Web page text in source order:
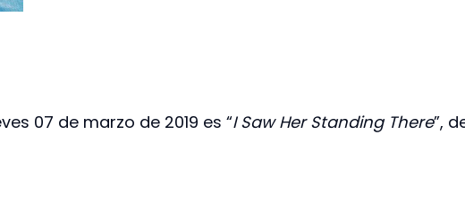
07 de marzo de 2019 es “I Saw Her Standing There”,